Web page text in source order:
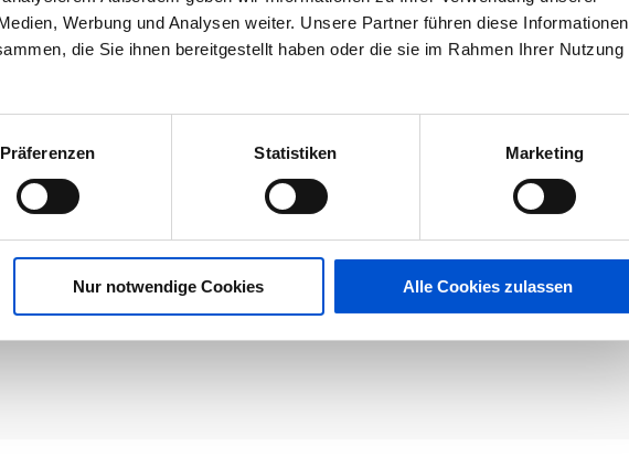
Werbung und Analysen weiter. Unsere Partner führen diese Informationen
die Sie ihnen bereitgestellt haben oder die sie im Rahmen Ihrer Nutzung
Präferenzen Statistiken Marketing
Nur notwendige Cookies Alle Cookies zulassen
KONTAKTIERE UNS